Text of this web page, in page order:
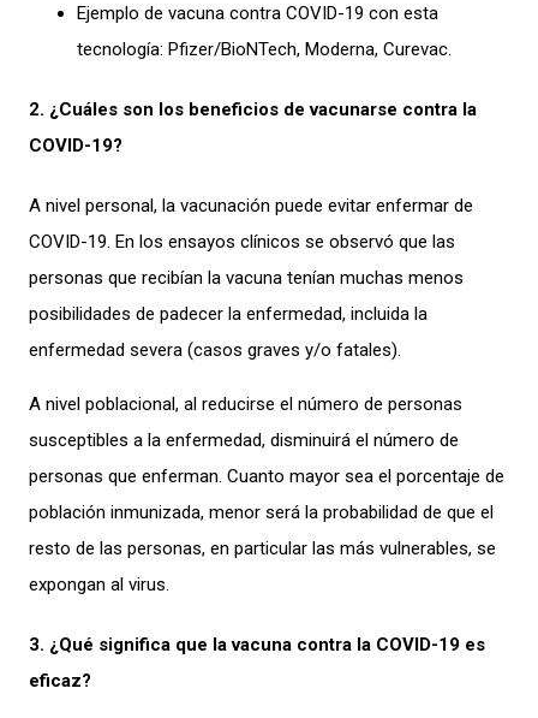
Ejemplo de vacuna contra COVID-19 con esta
tecnología: Pfizer/BioNTech, Moderna, Curevac.
2. ¿Cuáles son los beneficios de vacunarse contra la
COVID-19?
A nivel personal, la vacunación puede evitar enfermar de
COVID-19. En los ensayos clínicos se observó que las
personas que recibían la vacuna tenían muchas menos
posibilidades de padecer la enfermedad, incluida la
enfermedad severa (casos graves y/o fatales).
A nivel poblacional, al reducirse el número de personas
susceptibles a la enfermedad, disminuirá el número de
personas que enferman. Cuanto mayor sea el porcentaje de
población inmunizada, menor será la probabilidad de que el
resto de las personas, en particular las más vulnerables, se
expongan al virus.
3. ¿Qué significa que la vacuna contra la COVID-19 es
eficaz?